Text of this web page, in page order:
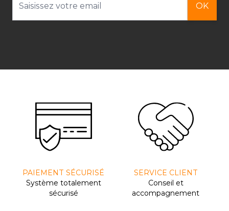
OK
PAIEMENT SÉCURISÉ
Système totalement
sécurisé
SERVICE CLIENT
Conseil et
accompagnement